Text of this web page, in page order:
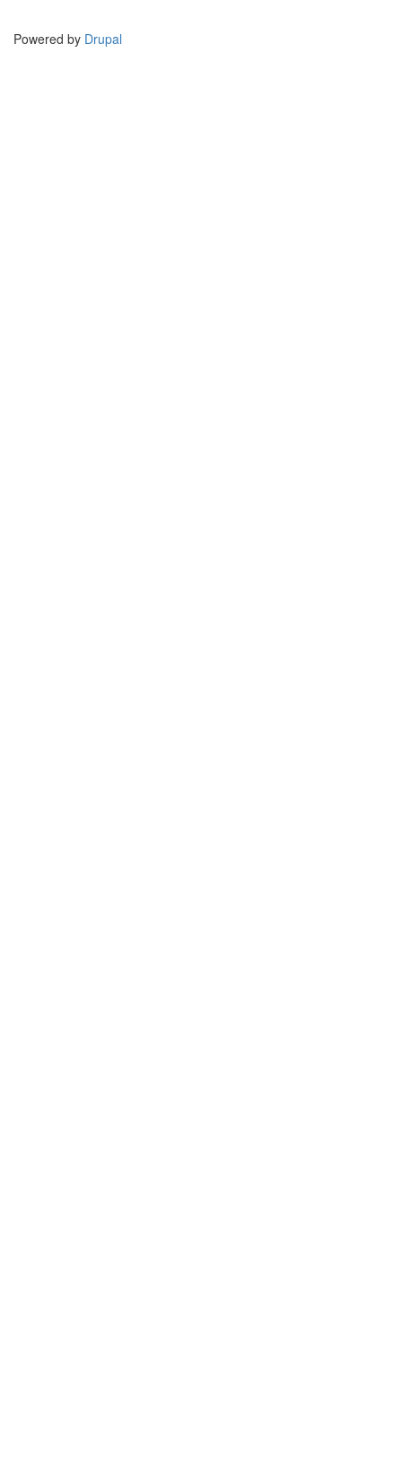
Powered by Drupal